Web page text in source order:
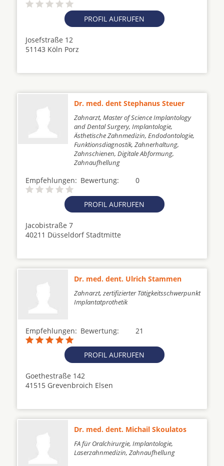
PROFIL AUFRUFEN
Josefstraße 12
51143 Köln Porz
Dr. med. dent Stephanus Steuer
Zahnarzt, Master of Science Implantology
and Dental Surgery, Implantologie,
Ästhetische Zahnmedizin, Endodontologie,
Funktionsdiagnostik, Zahnerhaltung,
Zahnschienen, Digitale Abformung,
Zahnaufhellung
Empfehlungen: 0
Bewertung:
PROFIL AUFRUFEN
Jacobistraße 7
40211 Düsseldorf Stadtmitte
Dr. med. dent. Ulrich Stammen
Zahnarzt, zertifizierter Tätigkeitsschwerpunkt
Implantatprothetik
Empfehlungen: 21
Bewertung:
PROFIL AUFRUFEN
Goethestraße 142
41515 Grevenbroich Elsen
Dr. med. dent. Michail Skoulatos
FA für Oralchirurgie, Implantologie,
Laserzahnmedizin, Zahnaufhellung